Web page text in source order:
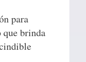
para
brinda